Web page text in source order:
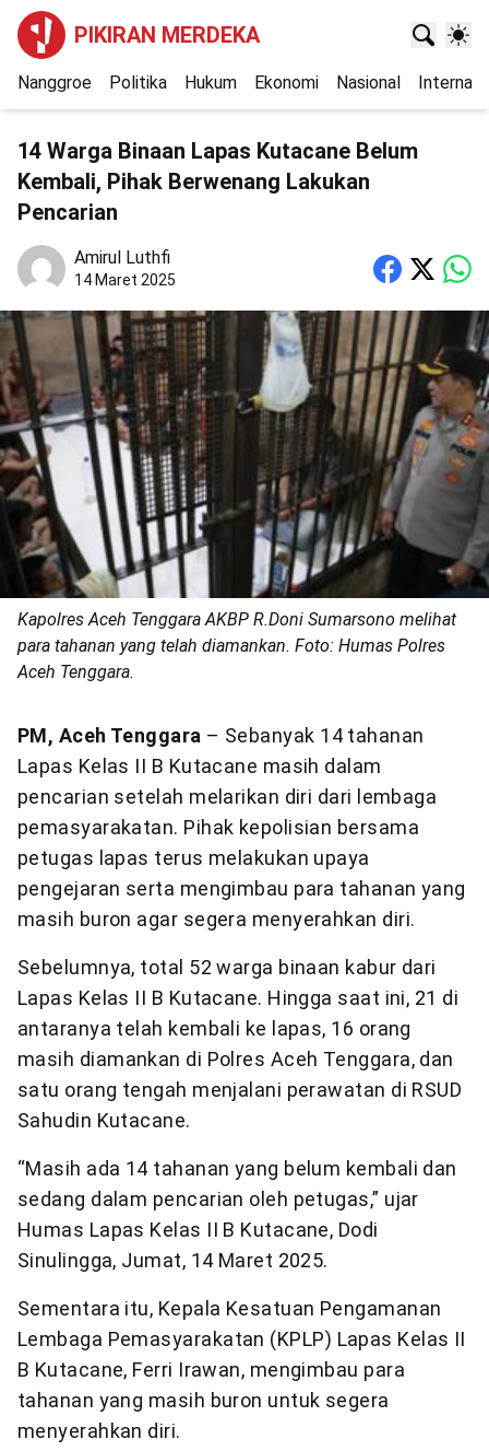
PIKIRAN MERDEKA
Nanggroe Politika Hukum Ekonomi Nasional
14 Warga Binaan Lapas Kutacane Belum
Kembali, Pihak Berwenang Lakukan
Pencarian
Amirul Luthfi
14 Maret 2025
Kapolres Aceh Tenggara AKBP R.Doni Sumarsono melihat
para tahanan yang telah diamankan. Foto: Humas Polres
Aceh Tenggara.
PM, Aceh Tenggara – Sebanyak 14 tahanan
Lapas Kelas II B Kutacane masih dalam
pencarian setelah melarikan diri dari lembaga
pemasyarakatan. Pihak kepolisian bersama
petugas lapas terus melakukan upaya
pengejaran serta mengimbau para tahanan yang
masih buron agar segera menyerahkan diri.
Sebelumnya, total 52 warga binaan kabur dari
Lapas Kelas II B Kutacane. Hingga saat ini, 21 di
antaranya telah kembali ke lapas, 16 orang
masih diamankan di Polres Aceh Tenggara, dan
satu orang tengah menjalani perawatan di RSUD
Sahudin Kutacane.
“Masih ada 14 tahanan yang belum kembali dan
sedang dalam pencarian oleh petugas,” ujar
Humas Lapas Kelas II B Kutacane, Dodi
Sinulingga, Jumat, 14 Maret 2025.
Sementara itu, Kepala Kesatuan Pengamanan
Lembaga Pemasyarakatan (KPLP) Lapas Kelas II
B Kutacane, Ferri Irawan, mengimbau para
tahanan yang masih buron untuk segera
menyerahkan diri.